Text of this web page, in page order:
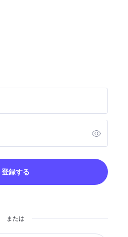
登録する
または